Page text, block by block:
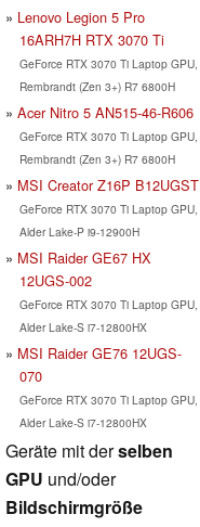
Lenovo Legion 5 Pro
16ARH7H RTX 3070 Ti
GeForce RTX 3070 Ti Laptop GPU,
Rembrandt (Zen 3+) R7 6800H
Acer Nitro 5 AN515-46-R606
GeForce RTX 3070 Ti Laptop GPU,
Rembrandt (Zen 3+) R7 6800H
MSI Creator Z16P B12UGST
GeForce RTX 3070 Ti Laptop GPU,
Alder Lake-P i9-12900H
MSI Raider GE67 HX
12UGS-002
GeForce RTX 3070 Ti Laptop GPU,
Alder Lake-S i7-12800HX
MSI Raider GE76 12UGS-
070
GeForce RTX 3070 Ti Laptop GPU,
Alder Lake-S i7-12800HX
Geräte mit derselben
GPU und/oder
Bildschirmgröße